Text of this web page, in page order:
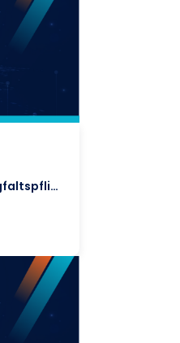
EU-Richtlinie über die Sorgfaltspflicht und Rechenschaftspflicht von Unternehmen